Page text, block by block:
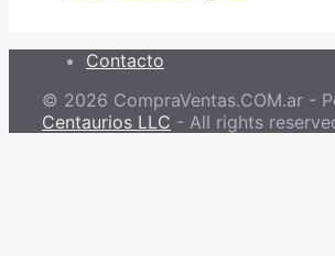
Contacto
© 2026 CompraVentas.COM.ar -
Centaurios LLC - All rights